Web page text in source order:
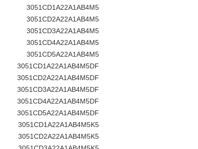
3051CD1A22A1AB4M5
3051CD2A22A1AB4M5
3051CD3A22A1AB4M5
3051CD4A22A1AB4M5
3051CD5A22A1AB4M5
3051CD1A22A1AB4M5DF
3051CD2A22A1AB4M5DF
3051CD3A22A1AB4M5DF
3051CD4A22A1AB4M5DF
3051CD5A22A1AB4M5DF
3051CD1A22A1AB4M5K5
3051CD2A22A1AB4M5K5